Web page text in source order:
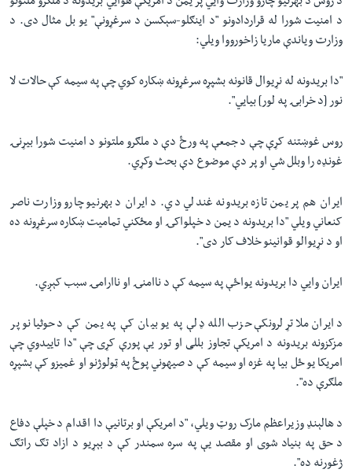
د امنیت شورا له قراردادونو "د اینګلو-سېکسن د سرغړونې" یو بل مثال دی. د
وزارت ویاندې ماریا زاخورووا ویلي:
"دا بریدونه له نړیوال قانونه بشپړه سرغړونه ښکاره کوي چې په سیمه کې حالات لا
نور [د خرابۍ په لور] بیایي".
روس غوښتنه کړې چې د جمعې په ورځ دې د ملګرو ملتونو د امنیت شورا بیړنۍ
غونډه را وبلل شي او پر دې موضوع دې بحث وکړي.
ایران هم پر یمن تازه بریدونه غندلي دي. د ایران د بهرنیو چارو وزارت ناصر
کنعاني ویلي "دا بریدونه د یمن د خپلواکۍ او مځکني تمامیت ښکاره سرغړونه ده
او د نړیوالو قوانینو خلاف کار دی".
ایران وایي دا بریدونه یواځې په سیمه کې د ناامنۍ او ناارامۍ سبب کېږي.
د ایران ملاتړ لرونکې حزب الله ډلې په یو بیان کې په یمن کې د حوثیانو پر
مزکزونه بریدونه د امریکې تجاوز بللی او تور یې پورې کړی چې "دا تاییدوي چې
امریکا یو ځل بیا په غزه او سیمه کې د صیهوني پوځ په ټولوژنو او غمیزو کې بشپړه
ملګرې ده".
د هالېنډ وزیراعظم مارک روټ ویلي، "د امریکې او برتانیې دا اقدام د خپلې دفاع
د حق په بنیاد شوی او مقصد یې په سره سمندر کې د بېړیو د ازاد تګ راتګ
ژغورنه ده".